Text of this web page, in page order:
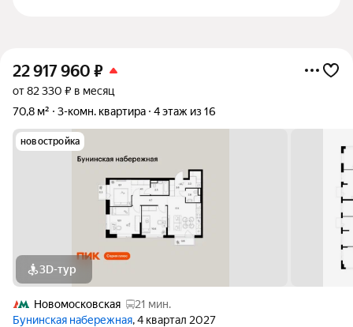
22 917 960 ₽
от 82 330 ₽ в месяц
70,8 м²
3-комн. квартира 4 этаж из 16
новостройка
3D-тур
Новомосковская
21 мин.
Бунинская набережная, 4 квартал 2027